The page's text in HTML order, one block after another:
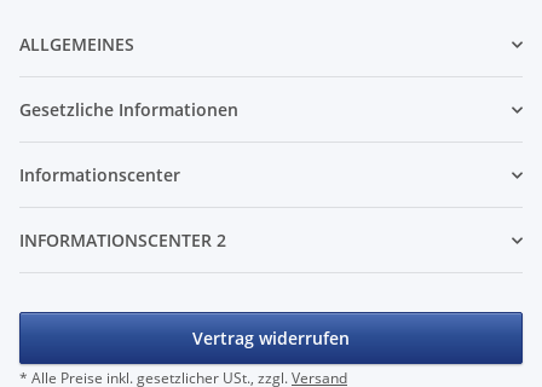
ALLGEMEINES
Gesetzliche Informationen
Informationscenter
INFORMATIONSCENTER 2
Vertrag widerrufen
* Alle Preise inkl. gesetzlicher USt., zzgl.Versand